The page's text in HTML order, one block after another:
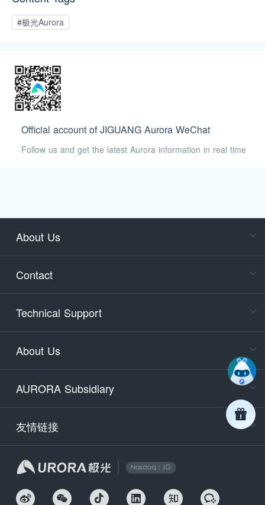
#极光Aurora
Official account of JIGUANG Aurora WeChat
Follow us and get the latest Aurora information in real time
About Us
Contact
Technical Support
About Us
AURORA Subsidiary
友情链接
days)
9:30-
Email